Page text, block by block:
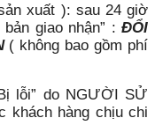
xuất ): sau 24 giờ
giao nhận” : ĐỔI
( không bao gồm phí
lỗi” do NGƯỜI SỬ
khách hàng chịu chi